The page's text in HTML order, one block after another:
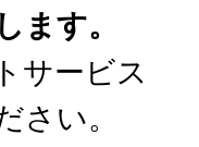
ます。
サービス
さい。